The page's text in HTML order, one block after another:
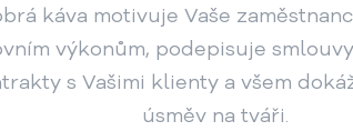
káva motivuje Vaše
výkonům, podepisuje
s Vašimi klienty a všem
úsměv na tváři.